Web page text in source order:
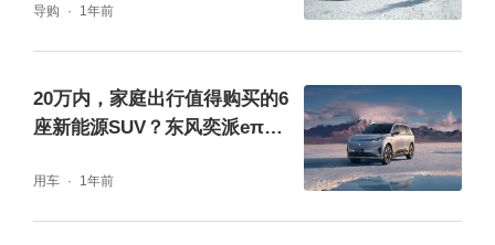
抗病毒材料，避免孩子接触时的细菌风险；搭
载的风净系统新增驻车新风、空调干燥除味、
高温抑菌功能，配合活性炭复合滤芯，可高效
过滤 PM2.5（过滤效率达 95% 以上）、吸附
甲醛与苯，新车提车即可放心使用，无需长时
间通风散味。最终，该车通过中汽研四维极致
导购 1年前
20万内，家庭出行值得购买的6
座新能源SUV？东风奕派eπ00
用车 1年前